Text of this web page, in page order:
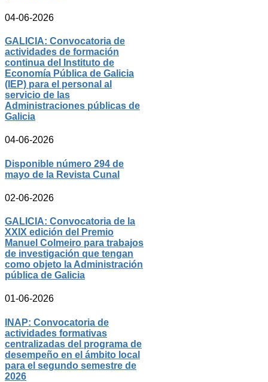
04-06-2026
GALICIA: Convocatoria de
actividades de formación
continua del Instituto de
Economía Pública de Galicia
(IEP) para el personal al
servicio de las
Administraciones públicas de
Galicia
04-06-2026
Disponible número 294 de
mayo de la Revista Cunal
02-06-2026
GALICIA: Convocatoria de la
XXIX edición del Premio
Manuel Colmeiro para trabajos
de investigación que tengan
como objeto la Administración
pública de Galicia
01-06-2026
INAP: Convocatoria de
actividades formativas
centralizadas del programa de
desempeño en el ámbito local
para el segundo semestre de
2026